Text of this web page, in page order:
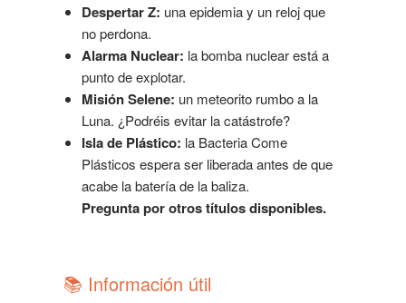
Despertar Z: una epidemia y un reloj que
no perdona.
Alarma Nuclear: la bomba nuclear está a
punto de explotar.
Misión Selene: un meteorito rumbo a la
Luna. ¿Podréis evitar la catástrofe?
Isla de Plástico: la Bacteria Come
Plásticos espera ser liberada antes de que
acabe la batería de la baliza.
Pregunta por otros títulos disponibles.
📚 Información útil